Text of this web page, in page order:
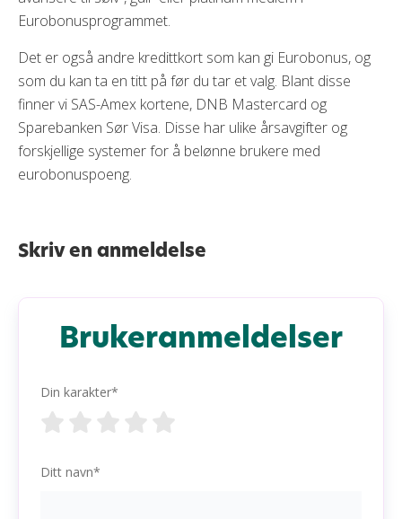
Eurobonusprogrammet.
Det er også andre kredittkort som kan gi Eurobonus, og
som du kan ta en titt på før du tar et valg. Blant disse
finner vi SAS-Amex kortene, DNB Mastercard og
Sparebanken Sør Visa. Disse har ulike årsavgifter og
forskjellige systemer for å belønne brukere med
eurobonuspoeng.
Skriv en anmeldelse
Brukeranmeldelser
Din karakter*
Ditt navn*